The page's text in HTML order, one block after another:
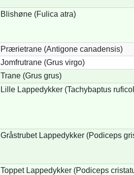
Blishøne (Fulica atra)
Prærietrane (Antigone canadensis)
Jomfrutrane (Grus virgo)
Trane (Grus grus)
Lille Lappedykker (Tachybaptus
Gråstrubet Lappedykker (Podiceps
Toppet Lappedykker (Podiceps